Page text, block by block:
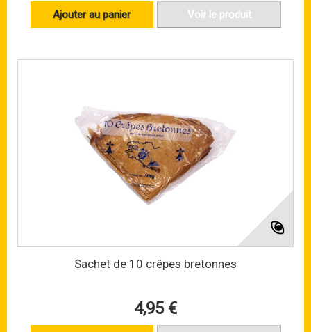
Ajouter au panier Voir le produit
Sachet de 10 crêpes bretonnes
4,95 €